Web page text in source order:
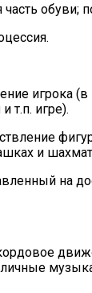
обуви;
игрока
т.п. игре).
и
на